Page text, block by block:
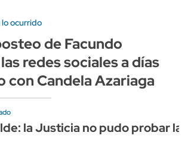
ocurrido
de Facundo
redes sociales a días
con Candela Azariaga
la Justicia no pudo probar